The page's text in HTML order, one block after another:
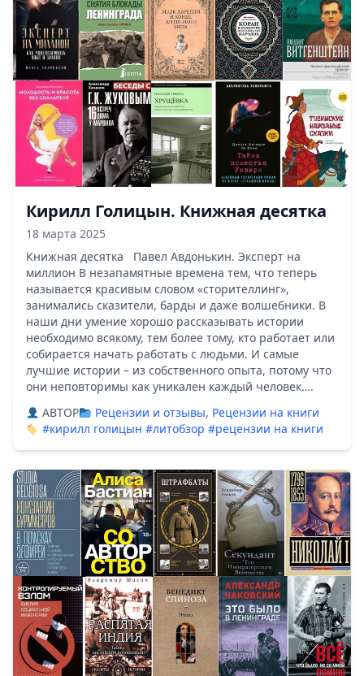
Кирилл Голицын. Книжная десятка
18 марта 2025
Книжная десятка Павел Авдонькин. Эксперт на
миллион В незапамятные времена тем, что теперь
называется красивым словом «сторителлинг»,
занимались сказители, барды и даже волшебники. В
наши дни умение хорошо рассказывать истории
необходимо всякому, тем более тому, кто работает или
собирается начать работать с людьми. И самые
лучшие истории – из собственного опыта, потому что
они неповторимы как уникален каждый человек….
ABTOP
Рецензии и отзывы, Рецензии на книги
#кирилл голицын #литобзор #рецензии на книги